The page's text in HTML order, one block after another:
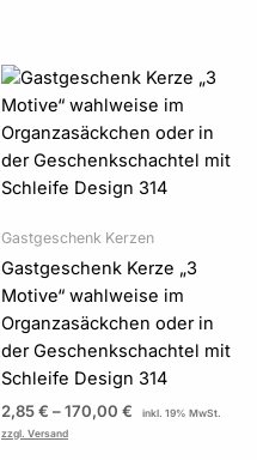
Gastgeschenk Kerzen
Gastgeschenk Kerze „3
Motive“ wahlweise im
Organzasäckchen oder in
der Geschenkschachtel mit
Schleife Design 314
2,85€ –170,00 €
Preisspanne:
bis
170,00 €
inkl. 19% MwSt.
zzgl. Versand